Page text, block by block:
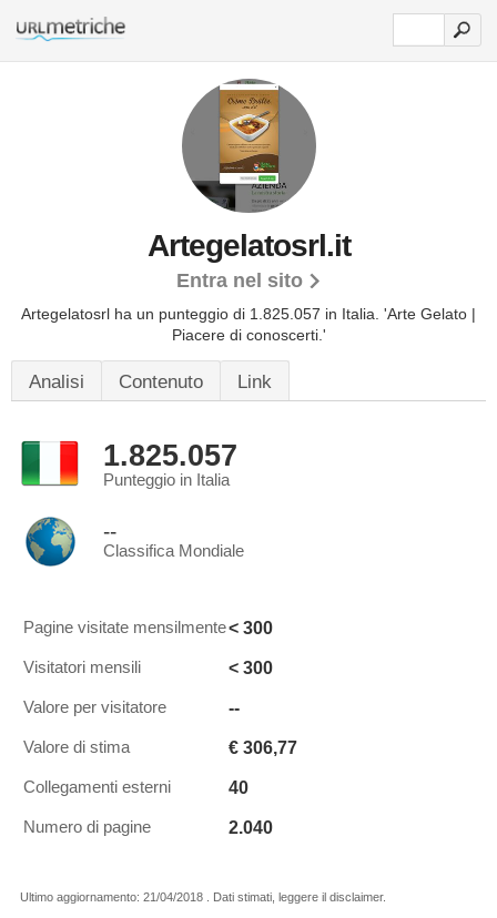
Artegelatosrl.it
Entra nel sito
Artegelatosrl ha un punteggio di 1.825.057 in Italia. 'Arte Gelato |
Piacere di conoscerti.'
Analisi Contenuto Link
1.825.057
Punteggio in Italia
--
Classifica Mondiale
Pagine visitate mensilmente< 300
Visitatori mensili < 300
Valore per visitatore --
Valore di stima € 306,77
Collegamenti esterni 40
Numero di pagine 2.040
Ultimo aggiornamento: 21/04/2018 . Dati stimati, leggere il disclaimer.